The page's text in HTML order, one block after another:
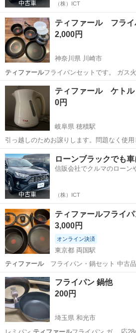
（株）ICT
ティファール フライ
2,000円
神奈川県 川崎市
ティファールフライパンセットです。 ガス
神奈川 川崎市
ティファール ケトル
0円
岐阜県 穂積駅
引っ越しのためお譲りします。問題なく使
で、８月16日から17日の間に取りに来てくる方
数:不明 商品の状態:使用感あり 受け渡し場
ンエントランス 受け...
岐阜 瑞穂市 穂積駅 キッチン家電
ローンブラックでも
信販会社でクルマのローン
（株）ICT
ティファールフライ
3,000円
オンライン決済
東京都 両国駅
ティファールフライパン・鍋セット 中古
東京 墨田区 両国駅 調理器具
フライパン 鍋他
200円
埼玉県 和光市